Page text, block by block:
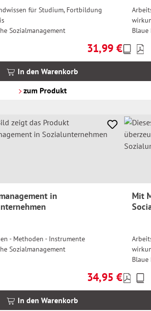
für Studium, Fortbildung
Sozialmanagement
Regulärer Preis:
31,99 €
In den Warenkorb
zum Produkt
Blaue
Preise
inkl.
in
- Methoden - Instrumente
Sozialmanagement
Regulärer Preis:
34,95 €
In den Warenkorb
Mit
Blaue
Preise
inkl.